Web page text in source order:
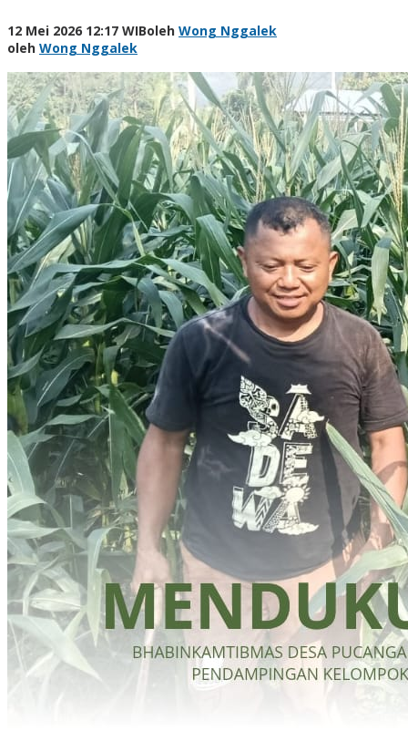
12 Mei 2026 12:17 WIBoleh Wong Nggalek
oleh Wong Nggalek